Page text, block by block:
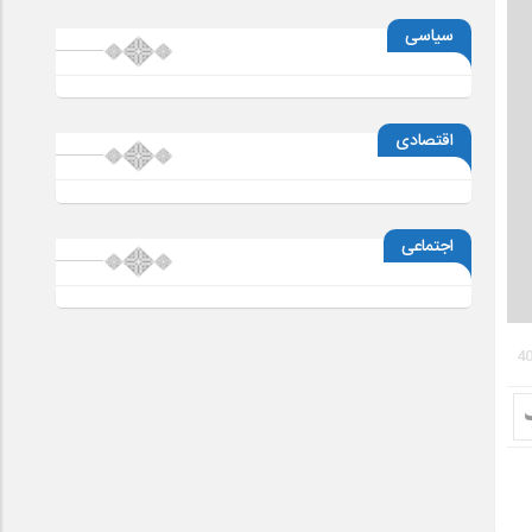
40
سیاسی
اقتصادی
اجتماعی